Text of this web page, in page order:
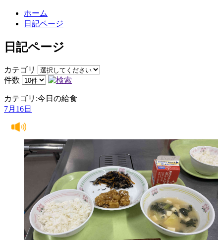
ホーム
日記ページ
日記ページ
カテゴリ
件数
カテゴリ:今日の給食
7月16日